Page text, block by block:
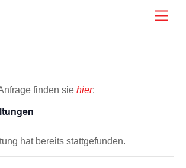
finden sie hier:
hat bereits stattgefunden.